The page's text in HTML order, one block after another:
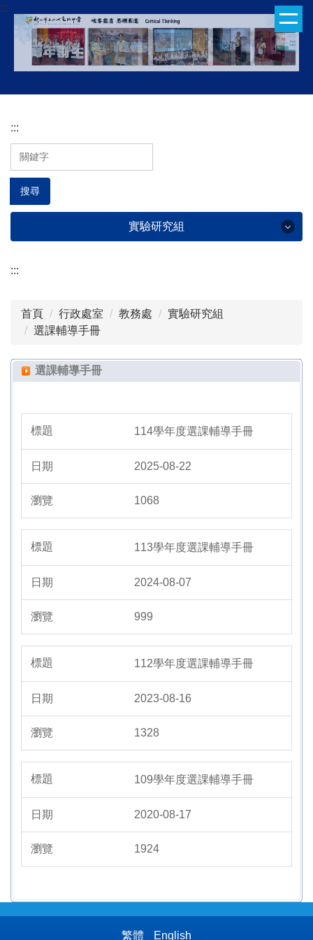
跳
到
容
:::
:::
搜尋
實驗研究組
實驗研究組
高中部課程計畫
高中多元選修與彈性課程
選課輔導手冊
高中優質化
高三夜自習
:::
首頁 行政處室 教務處
實驗研究組
選課輔導手冊
選課輔導手冊
114學年度選課輔導手冊
2025-08-22
1068
113學年度選課輔導手冊
2024-08-07
999
112學年度選課輔導手冊
2023-08-16
1328
109學年度選課輔導手冊
2020-08-17
1924
繁體 English